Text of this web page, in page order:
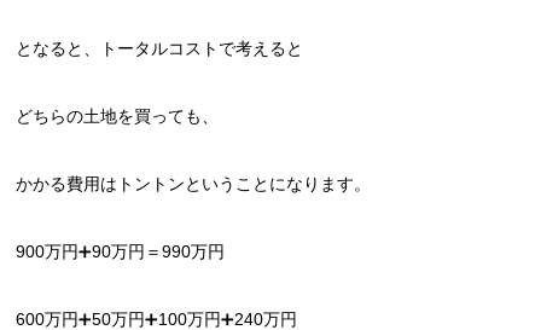
となると、トータルコストで考えると
どちらの土地を買っても、
かかる費用はトントンということになります。
900万円➕90万円＝990万円
600万円➕50万円➕100万円➕240万円